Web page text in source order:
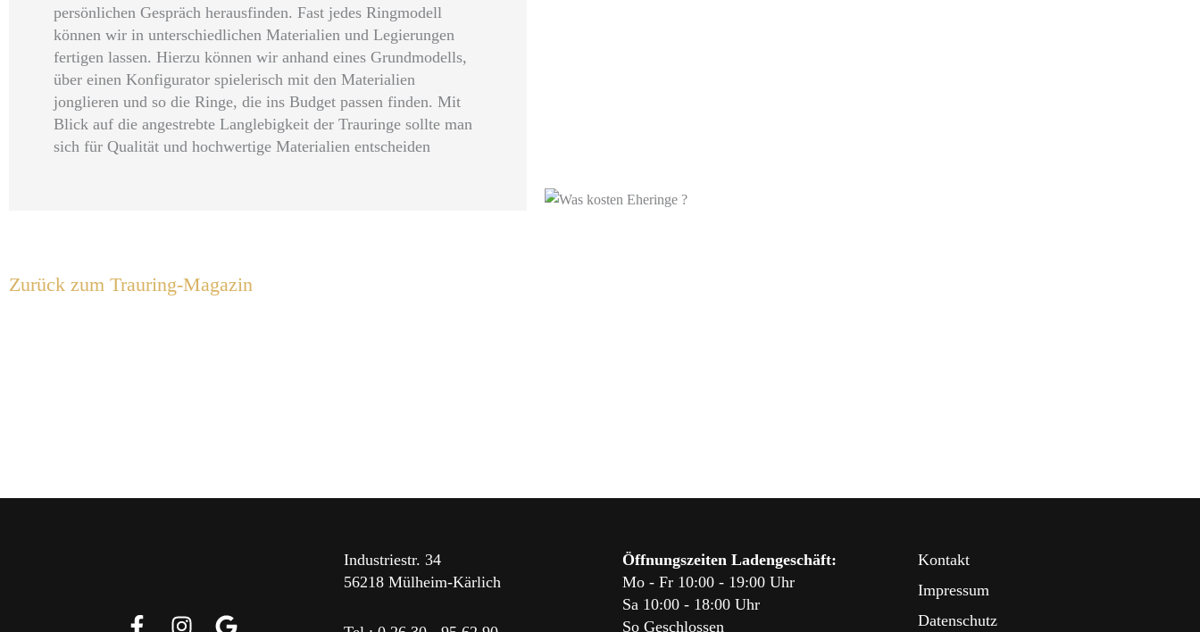
persönlichen Gespräch herausfinden. Fast jedes Ringmodell
können wir in unterschiedlichen Materialien und Legierungen
fertigen lassen. Hierzu können wir anhand eines Grundmodells,
über einen Konfigurator spielerisch mit den Materialien
jonglieren und so die Ringe, die ins Budget passen finden. Mit
Blick auf die angestrebte Langlebigkeit der Trauringe sollte man
sich für Qualität und hochwertige Materialien entscheiden
Zurück zum Trauring-Magazin
Industriestr. 34
56218 Mülheim-Kärlich
Öffnungszeiten Ladengeschäft:
Mo - Fr 10:00 - 19:00 Uhr
Sa 10:00 - 18:00 Uhr
So Geschlossen
Kontakt
Impressum
Datenschutz